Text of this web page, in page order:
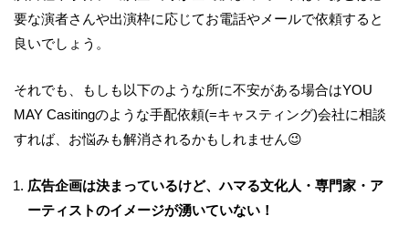
要な演者さんや出演枠に応じてお電話やメールで依頼すると
良いでしょう。
それでも、もしも以下のような所に不安がある場合はYOU
MAY Casitingのような手配依頼(=キャスティング)会社に相談
すれば、お悩みも解消されるかもしれません😉
広告企画は決まっているけど、ハマる文化人・専門家・ア
ーティストのイメージが湧いていない！